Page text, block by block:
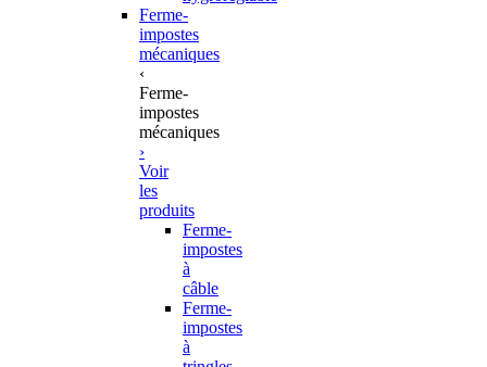
Ferme-
impostes
mécaniques
‹
Ferme-
impostes
mécaniques
›
Voir
les
produits
Ferme-
impostes
à
câble
Ferme-
impostes
à